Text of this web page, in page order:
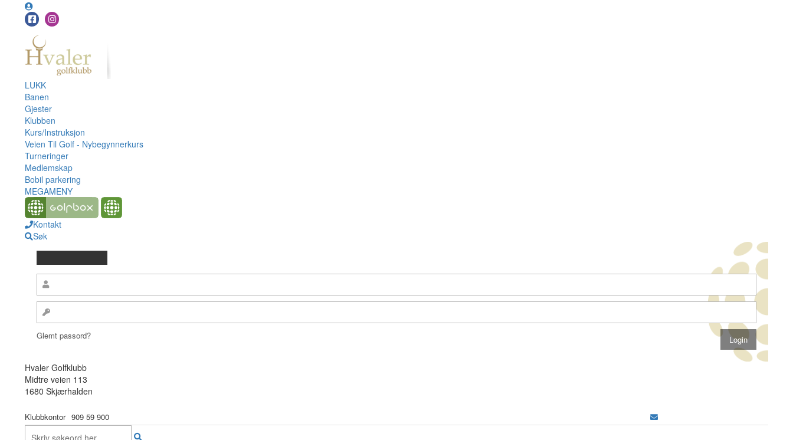
LUKK
Banen
Gjester
Klubben
Kurs/Instruksjon
Veien Til Golf - Nybegynnerkurs
Turneringer
Medlemskap
Bobil parkering
MEGAMENY
Kontakt
Søk
Glemt passord?
Hvaler Golfklubb
Midtre veien 113
1680 Skjærhalden
Klubbkontor 909 59 900